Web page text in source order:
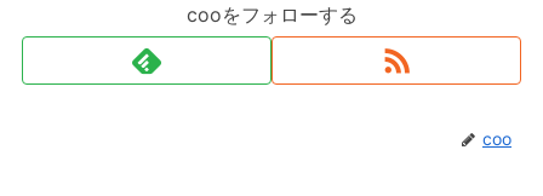
cooをフォローする
coo